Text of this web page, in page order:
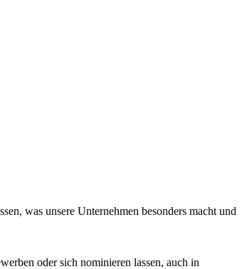
was unsere Unternehmen besonders macht und
oder sich nominieren lassen, auch in